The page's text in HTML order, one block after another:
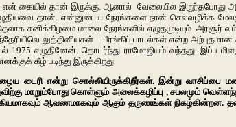
கையில் தான் இருக்கு. ஆனால் வேலையில இருந்தபோது
தான். என்னுடைய நேரங்களை நான் செலவழிக்க
சனிக்கிழமை மாலை நேரங்களில் எழுதமுடியும்.
லுத்தினியகள் = பீரங்கிப் பாடல்கள் என்ற
எழுதினேன். தொடர்ந்து ராமோஜியம் வந்தது. இப்ப
கீழ் படிந்து இருக்கிறது
டைரி என்று சொல்லியிருக்கிறீர்கள். இன்று
மாறும்போது கொள்ளும் அலைக்கழிப்பு , சபலமும்
ஆவணமாகவும் ஆகும் தருணங்கள் நிகழ்கின்றன.